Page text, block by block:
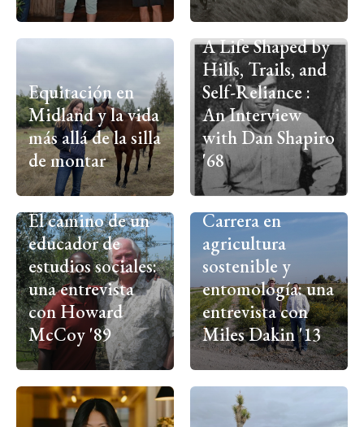
Equitación en
Midland y la vida
más allá de la silla
de montar
A Life Shaped by
Hills, Trails, and
Self-Reliance :
An Interview
with Dan Shapiro
'68
El camino de un
educador de
estudios sociales:
una entrevista
con Howard
McCoy '89
Carrera en
agricultura
sostenible y
entomología: una
entrevista con
Miles Dakin '13